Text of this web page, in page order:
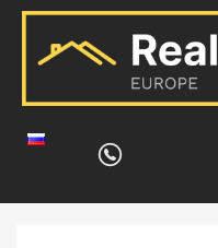
Перейти
к